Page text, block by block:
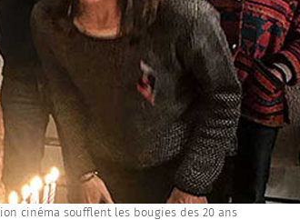
cinéma soufflent les bougies des 20 ans